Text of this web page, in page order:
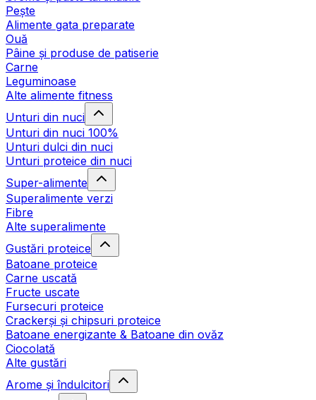
Pește
Alimente gata preparate
Ouă
Pâine și produse de patiserie
Carne
Leguminoase
Alte alimente fitness
Unturi din nuci
Unturi din nuci 100%
Unturi dulci din nuci
Unturi proteice din nuci
Super-alimente
Superalimente verzi
Fibre
Alte superalimente
Gustări proteice
Batoane proteice
Carne uscată
Fructe uscate
Fursecuri proteice
Crackerși și chipsuri proteice
Batoane energizante & Batoane din ovăz
Ciocolată
Alte gustări
Arome și îndulcitori